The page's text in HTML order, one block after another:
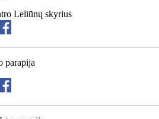
Leliūnų skyrius
parapija